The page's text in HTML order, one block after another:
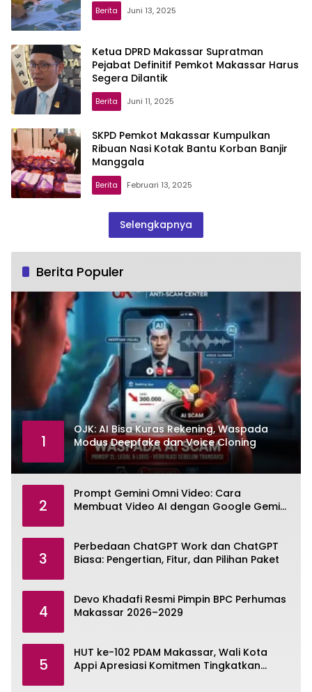
Berita Juni 13, 2025
Ketua DPRD Makassar Supratman
Pejabat Definitif Pemkot Makassar Harus
Segera Dilantik
Berita Juni 11, 2025
SKPD Pemkot Makassar Kumpulkan
Ribuan Nasi Kotak Bantu Korban Banjir
Manggala
Berita Februari 13, 2025
Selengkapnya
Berita Populer
1
OJK: AI Bisa Kuras Rekening, Waspada
Modus Deepfake dan Voice Cloning
2
Prompt Gemini Omni Video: Cara
Membuat Video AI dengan Google Gemini
3
Perbedaan ChatGPT Work dan ChatGPT
Biasa: Pengertian, Fitur, dan Pilihan Paket
4
Devo Khadafi Resmi Pimpin BPC Perhumas
Makassar 2026–2029
5
HUT ke-102 PDAM Makassar, Wali Kota
Appi Apresiasi Komitmen Tingkatkan